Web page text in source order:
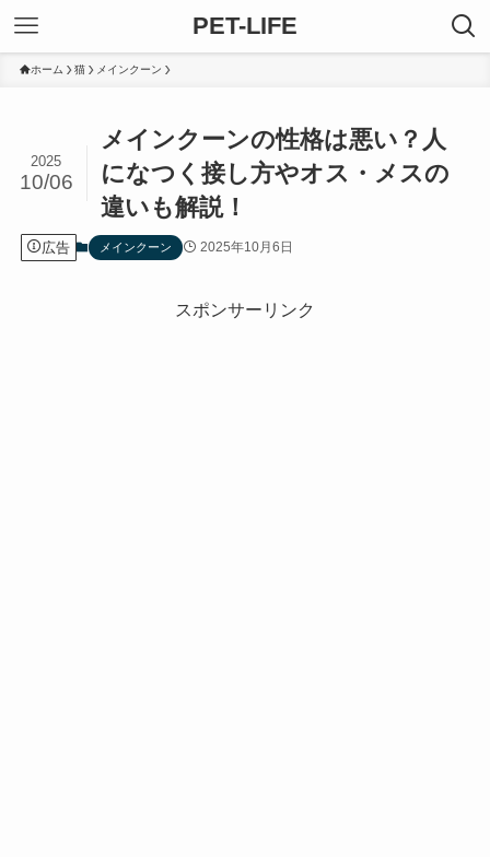
PET-LIFE
ホーム 猫 メインクーン
メインクーンの性格は悪い？人
になつく接し方やオス・メスの
違いも解説！
2025
10/06
広告 メインクーン 2025年10月6日
スポンサーリンク